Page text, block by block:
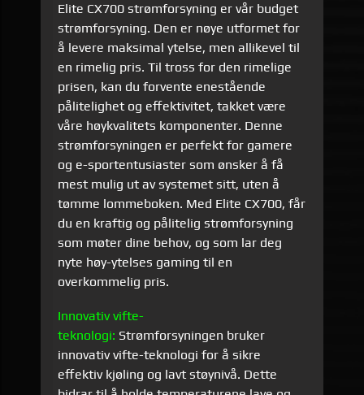
Elite CX700 strømforsyning er vår budget
strømforsyning. Den er nøye utformet for
å levere maksimal ytelse, men allikevel til
en rimelig pris. Til tross for den rimelige
prisen, kan du forvente enestående
pålitelighet og effektivitet, takket være
våre høykvalitets komponenter. Denne
strømforsyningen er perfekt for gamere
og e-sportentusiaster som ønsker å få
mest mulig ut av systemet sitt, uten å
tømme lommeboken. Med Elite CX700, får
du en kraftig og pålitelig strømforsyning
som møter dine behov, og som lar deg
nyte høy-ytelses gaming til en
overkommelig pris.
Innovativ vifte-
teknologi: Strømforsyningen bruker
innovativ vifte-teknologi for å sikre
effektiv kjøling og lavt støynivå. Dette